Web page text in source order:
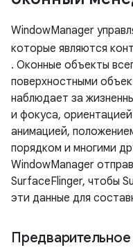
WindowManager
которые являются
. Оконные объекты
поверхностными
наблюдает за
и фокуса,
анимацией,
порядком и многими
WindowManager
SurfaceFlinger, чтобы
эти данные для